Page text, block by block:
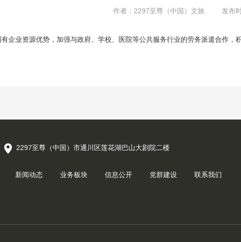
作者：2297至尊（中国）文旅 发布
企业资源优势，加强与政府、学校、医院等公共服务行业的劳务派遣合作，
2297至尊（中国）市通川区莲花湖巴山大剧院二楼
新闻动态 业务板块 信息公开 党群建设 联系我们